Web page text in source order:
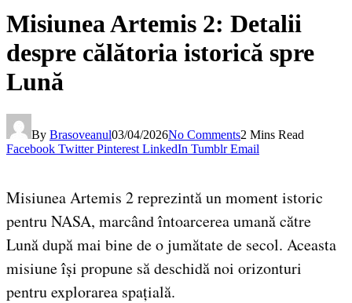
Misiunea Artemis 2: Detalii
despre călătoria istorică spre
Lună
By Brasoveanul03/04/2026No Comments2 Mins Read
Facebook Twitter Pinterest LinkedIn Tumblr Email
Misiunea Artemis 2 reprezintă un moment istoric
pentru NASA, marcând întoarcerea umană către
Lună după mai bine de o jumătate de secol. Aceasta
misiune își propune să deschidă noi orizonturi
pentru explorarea spațială.